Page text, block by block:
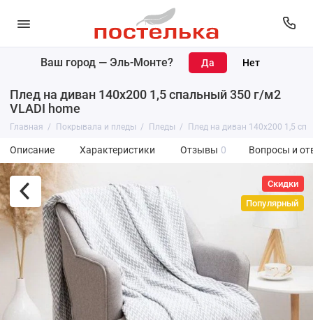
Ваш город — Эль-Монте?
Плед на диван 140х200 1,5 спальный 350 г/м2
VLADI home
Главная Покрывала и пледы Пледы Плед на диван 140х200 1,5
Описание Характеристики Отзывы 0 Вопросы и
Скидки
Популярный